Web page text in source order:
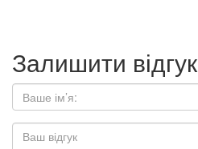
Залишити відгук